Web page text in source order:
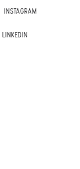
INSTAGRAM
LINKEDIN